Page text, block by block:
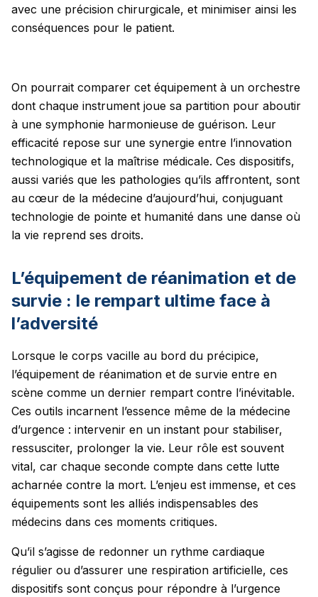
avec une précision chirurgicale, et minimiser ainsi les
conséquences pour le patient.
On pourrait comparer cet équipement à un orchestre
dont chaque instrument joue sa partition pour aboutir
à une symphonie harmonieuse de guérison. Leur
efficacité repose sur une synergie entre l’innovation
technologique et la maîtrise médicale. Ces dispositifs,
aussi variés que les pathologies qu’ils affrontent, sont
au cœur de la médecine d’aujourd’hui, conjuguant
technologie de pointe et humanité dans une danse où
la vie reprend ses droits.
L’équipement de réanimation et de
survie : le rempart ultime face à
l’adversité
Lorsque le corps vacille au bord du précipice,
l’équipement de réanimation et de survie entre en
scène comme un dernier rempart contre l’inévitable.
Ces outils incarnent l’essence même de la médecine
d’urgence : intervenir en un instant pour stabiliser,
ressusciter, prolonger la vie. Leur rôle est souvent
vital, car chaque seconde compte dans cette lutte
acharnée contre la mort. L’enjeu est immense, et ces
équipements sont les alliés indispensables des
médecins dans ces moments critiques.
Qu’il s’agisse de redonner un rythme cardiaque
régulier ou d’assurer une respiration artificielle, ces
dispositifs sont conçus pour répondre à l’urgence